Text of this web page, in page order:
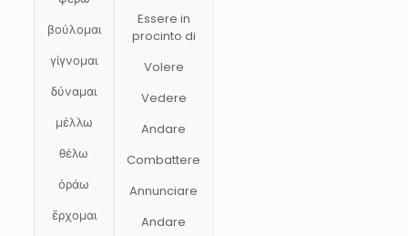
βούλομαι
γίγνομαι
δύναμαι
μέλλω
θέλω
ὁράω
ἕρχομαι
Essere in
procinto di
Volere
Vedere
Andare
Combattere
Annunciare
Andare